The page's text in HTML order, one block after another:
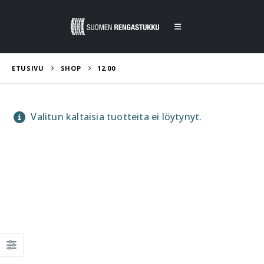
ETUSIVU SHOP 12,00
Valitun kaltaisia tuotteita ei löytynyt.